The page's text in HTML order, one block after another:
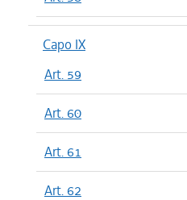
Capo IX
Art. 59
Art. 60
Art. 61
Art. 62